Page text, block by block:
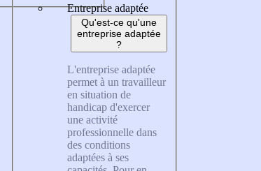
Entreprise adaptée
Qu'est-ce qu'une
entreprise adaptée
?
L'entreprise adaptée
permet à un travailleur
en situation de
handicap d'exercer
une activité
professionnelle dans
des conditions
adaptées à ses